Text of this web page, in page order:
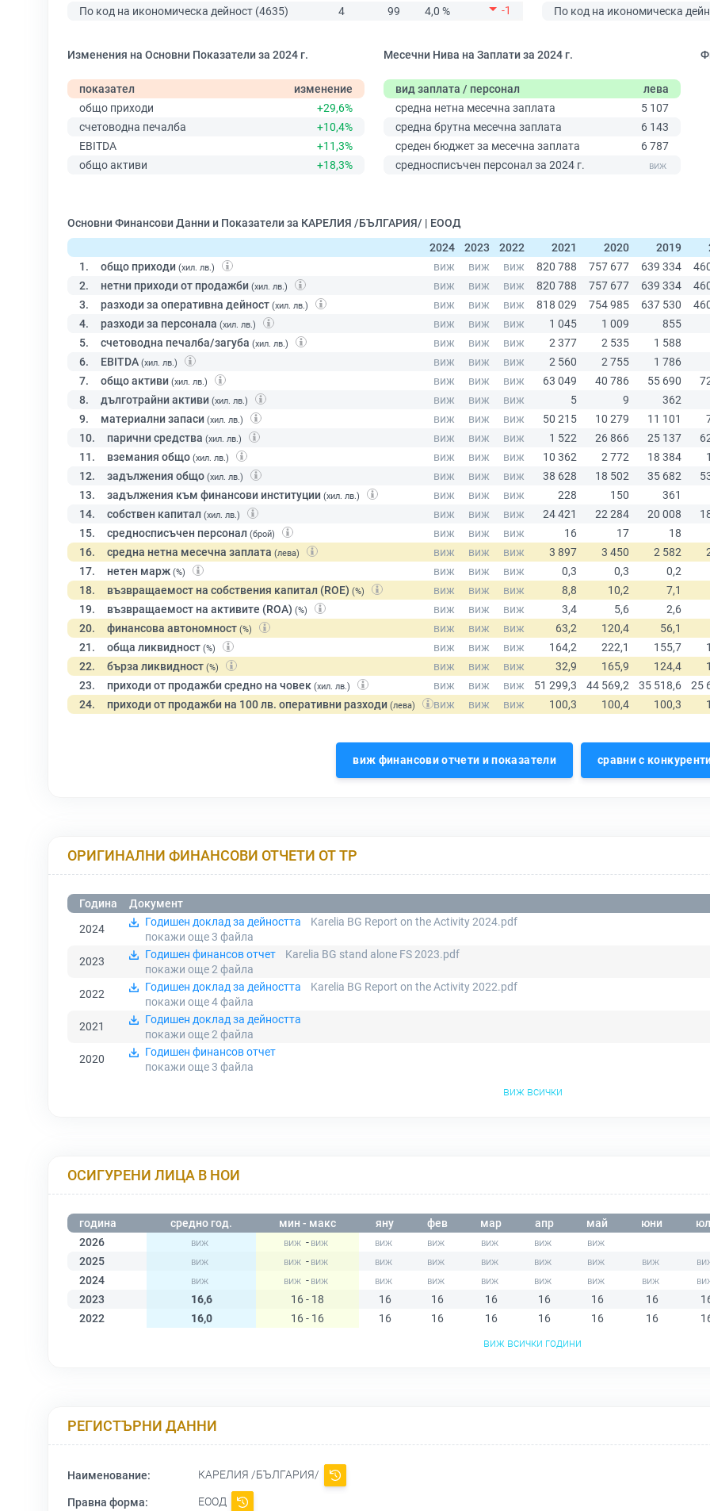
По код на икономическа дейност (4635)
4 99 4,0 % -1
По код на икономическа
Изменения на Основни Показатели за 2024 г.
показател
изменение
общо приходи
+29,6%
счетоводна печалба
+10,4%
EBITDA
+11,3%
общо активи
+18,3%
Месечни Нива на Заплати за 2024 г.
вид заплата / персонал
лева
средна нетна месечна заплата
5 107
средна брутна месечна заплата
6 143
среден бюджет за месечна заплата
6 787
средносписъчен персонал за 2024 г.
Основни Финансови Данни и Показатели за КАРЕЛИЯ /БЪЛГАРИЯ/ | ЕООД
2024
2023 2022 2021 2020 2019
1.
общо приходи (хил. лв.)
2. нетни приходи от продажби (хил. лв.)
3. разходи за оперативна дейност (хил. лв.)
4. разходи за персонала (хил. лв.)
5. счетоводна печалба/загуба (хил. лв.)
6. EBITDA (хил. лв.)
7. общо активи (хил. лв.)
8. дълготрайни активи (хил. лв.)
9. материални запаси (хил. лв.)
10. парични средства (хил. лв.)
11. вземания общо (хил. лв.)
12. задължения общо (хил. лв.)
13. задължения към финансови институции (хил. лв.)
14. собствен капитал (хил. лв.)
15. средносписъчен персонал (брой)
16. средна нетна месечна заплата (лева)
17. нетен марж (%)
18. възвращаемост на собствения капитал (ROE) (%)
19. възвращаемост на активите (ROA) (%)
20. финансова автономност (%)
21. обща ликвидност (%)
22. бърза ликвидност (%)
23. приходи от продажби средно на човек (хил. лв.)
24. приходи от продажби на 100 лв. оперативни разходи (лева)
виж финансови отчети и показатели сравни с
ОРИГИНАЛНИ ФИНАНСОВИ ОТЧЕТИ ОТ ТР
Година
Документ
2024
Годишен доклад за дейността
Karelia BG Report on the Activity 2024.pdf
покажи още 3 файла
2023
Годишен финансов отчет
Karelia BG stand alone FS 2023.pdf
покажи още 2 файла
2022
Годишен доклад за дейността
Karelia BG Report on the Activity 2022.pdf
покажи още 4файла
2021
Годишен доклад за дейността
покажи още 2 файла
2020
Годишен финансов отчет
покажи още 3 файла
виж всички
ОСИГУРЕНИ ЛИЦА В НОИ
година средно год. мин - макс яну фев мар апр май юни
2026
-
2025
-
2024
-
2023
16,6 16 - 18 16 16 16 16 16 16
2022
16,0 16 - 16 16 16 16 16 16 16
виж всички години
РЕГИСТЪРНИ ДАННИ
Наименование: КАРЕЛИЯ /БЪЛГАРИЯ/
Правна форма: ЕООД